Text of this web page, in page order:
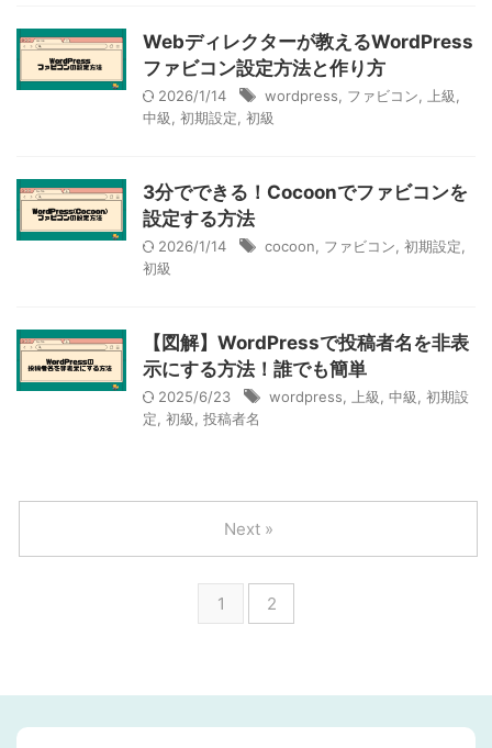
Webディレクターが教えるWordPress
ファビコン設定方法と作り方
2026/1/14 wordpress ファビコン 上級
中級
初期設定 初級
3分でできる！Cocoonでファビコンを
設定する方法
2026/1/14 cocoon ファビコン 初期設定
初級
【図解】WordPressで投稿者名を非表
示にする方法！誰でも簡単
2025/6/23 wordpress 上級 中級
初期設
定 初級 投稿者名
1 2
Next »